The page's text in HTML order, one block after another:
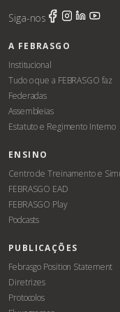
Siga-nos
A FEBRASGO
Institucional
Tudo o que a FEBRASGO faz
Federadas
Assembleias
Estatuto e Regimento Interno
ENSINO
Centro de Treinamento e
FEBRASGO EAD
FEBRASGO Play
Podcasts
PUBLICAÇÕES
Febrasgo Position Statement
Diretrizes
Protocolos